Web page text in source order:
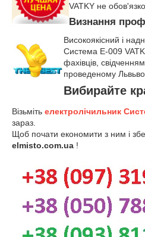
VATKY не
Визнання
Високоякісний і
Система Е-009
фахівців,
проведеному
Вибирайте
Візьміть електролічильник
зараз.
Щоб почати економити з ним і
elmisto.com.ua !